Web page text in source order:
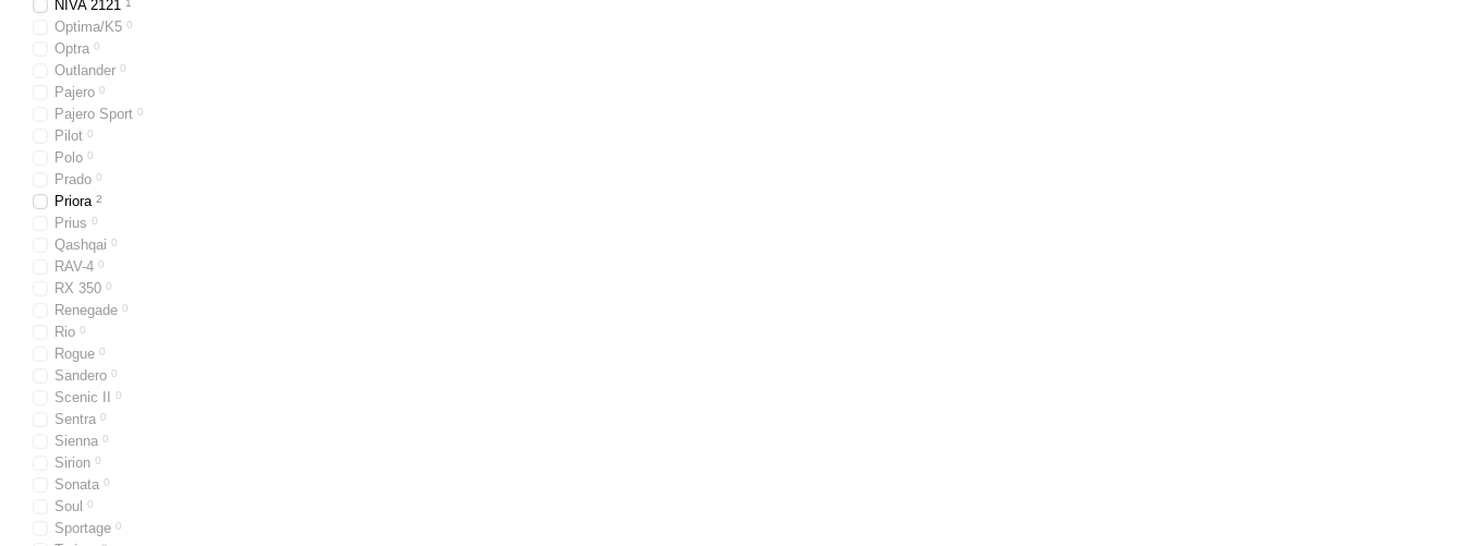
NIVA 2121 1
Optima/K5 0
Optra 0
Outlander 0
Pajero 0
Pajero Sport 0
Pilot 0
Polo 0
Prado 0
Priora 2
Prius 0
Qashqai 0
RAV-4 0
RX 350 0
Renegade 0
Rio 0
Rogue 0
Sandero 0
Scenic II 0
Sentra 0
Sienna 0
Sirion 0
Sonata 0
Soul 0
Sportage 0